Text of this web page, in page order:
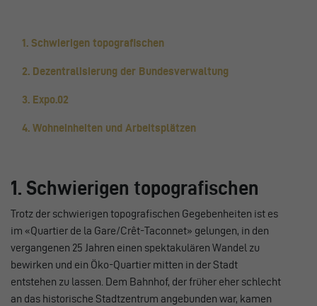
1. Schwierigen topografischen
2. Dezentralisierung der Bundesverwaltung
3. Expo.02
4. Wohneinheiten und Arbeitsplätzen
1. Schwierigen topografischen
Trotz der schwierigen topografischen Gegebenheiten ist es
im «Quartier de la Gare/Crêt-Taconnet» gelungen, in den
vergangenen 25 Jahren einen spektakulären Wandel zu
bewirken und ein Öko-Quartier mitten in der Stadt
entstehen zu lassen. Dem Bahnhof, der früher eher schlecht
an das historische Stadtzentrum angebunden war, kamen